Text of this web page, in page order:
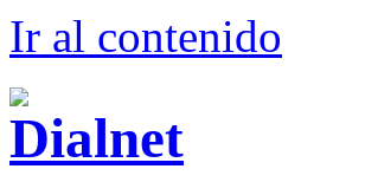
Ir al contenido